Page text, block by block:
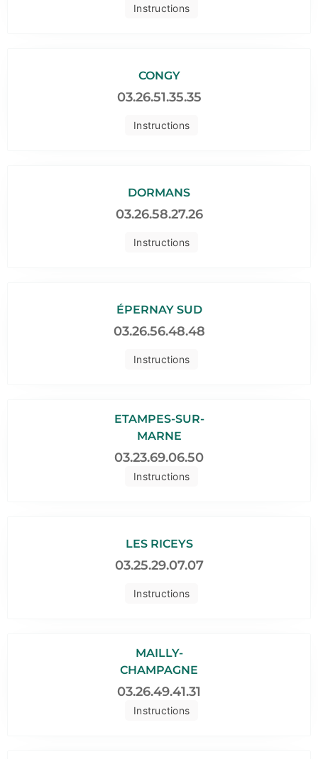
Instructions
Instructions
CONGY
03.26.51.35.35
Instructions
DORMANS
03.26.58.27.26
Instructions
ÉPERNAY SUD
03.26.56.48.48
Instructions
ETAMPES-SUR-
MARNE
03.23.69.06.50
Instructions
LES RICEYS
03.25.29.07.07
Instructions
MAILLY-
CHAMPAGNE
03.26.49.41.31